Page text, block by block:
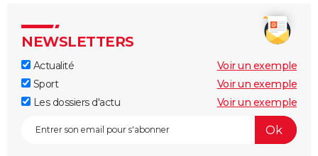
NEWSLETTERS
Actualité
Voir un exemple
Sport
Voir un exemple
Les dossiers d'actu
Voir un exemple